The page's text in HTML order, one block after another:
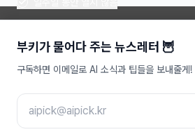
부키가 물어다 주는 뉴스레터 🦉
구독하면 이메일로 AI 소식과 팁들을 보내줄게!
라이프해킹주식회사 | 대표 송명진
사업자등록번호 : 479-81-01709
이메일 :aipick@aipick.kr
Copyright ⓒ 2025 AI픽 Inc. All rights reserved